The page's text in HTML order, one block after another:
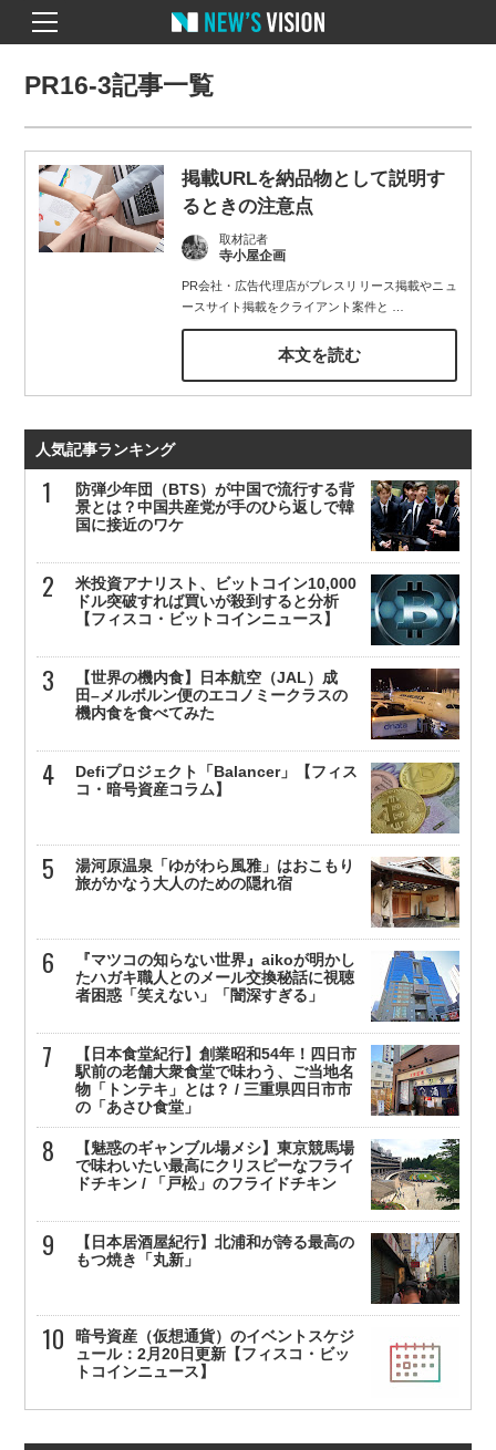
PR16-3記事一覧
掲載URLを納品物として説明す
るときの注意点
取材記者
寺小屋企画
PR会社・広告代理店がプレスリリース掲載やニュ
ースサイト掲載をクライアント案件と
本文を読む
人気記事ランキング
防弾少年団（BTS）が中国で流行する背
景とは？中国共産党が手のひら返しで韓
国に接近のワケ
米投資アナリスト、ビットコイン10,000
ドル突破すれば買いが殺到すると分析
【フィスコ・ビットコインニュース】
【世界の機内食】日本航空（JAL）成
田–メルボルン便のエコノミークラスの
機内食を食べてみた
Defiプロジェクト「Balancer」【フィス
コ・暗号資産コラム】
湯河原温泉「ゆがわら風雅」はおこもり
旅がかなう大人のための隠れ宿
『マツコの知らない世界』aikoが明かし
たハガキ職人とのメール交換秘話に視聴
者困惑「笑えない」「闇深すぎる」
【日本食堂紀行】創業昭和54年！四日市
駅前の老舗大衆食堂で味わう、ご当地名
物「トンテキ」とは？ / 三重県四日市市
の「あさひ食堂」
【魅惑のギャンブル場メシ】東京競馬場
で味わいたい最高にクリスピーなフライ
ドチキン / 「戸松」のフライドチキン
【日本居酒屋紀行】北浦和が誇る最高の
もつ焼き「丸新」
暗号資産（仮想通貨）のイベントスケジ
ュール：2月20日更新【フィスコ・ビッ
トコインニュース】